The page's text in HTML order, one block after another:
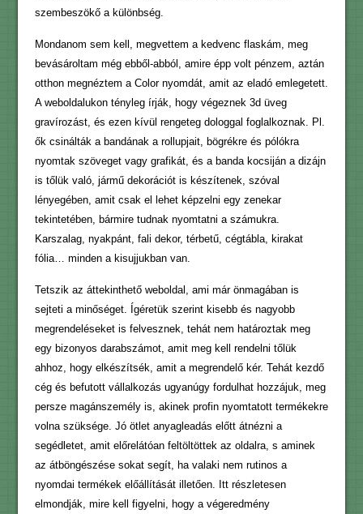
szembeszökő a különbség.
Mondanom sem kell, megvettem a kedvenc flaskám, meg
bevásároltam még ebből-abból, amire épp volt pénzem, aztán
otthon megnéztem a Color nyomdát, amit az eladó emlegetett.
A weboldalukon tényleg írják, hogy végeznek 3d üveg
gravírozást, és ezen kívül rengeteg dologgal foglalkoznak. Pl.
ők csinálták a bandának a rollupjait, bögrékre és pólókra
nyomtak szöveget vagy grafikát, és a banda kocsiján a dizájn
is tőlük való, jármű dekorációt is készítenek, szóval
lényegében, amit csak el lehet képzelni egy zenekar
tekintetében, bármire tudnak nyomtatni a számukra.
Karszalag, nyakpánt, fali dekor, térbetű, cégtábla, kirakat
fólia… minden a kisujjukban van.
Tetszik az áttekinthető weboldal, ami már önmagában is
sejteti a minőséget. Ígéretük szerint kisebb és nagyobb
megrendeléseket is felvesznek, tehát nem határoztak meg
egy bizonyos darabszámot, amit meg kell rendelni tőlük
ahhoz, hogy elkészítsék, amit a megrendelő kér. Tehát kezdő
cég és befutott vállalkozás ugyanúgy fordulhat hozzájuk, meg
persze magánszemély is, akinek profin nyomtatott termékekre
volna szüksége. Jó ötlet anyagleadás előtt átnézni a
segédletet, amit előrelátóan feltöltöttek az oldalra, s aminek
az átböngészése sokat segít, ha valaki nem rutinos a
nyomdai termékek előállítását illetően. Itt részletesen
elmondják, mire kell figyelni, hogy a végeredmény